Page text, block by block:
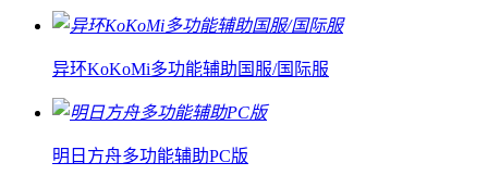
异环KoKoMi多功能辅助国服/国际服
明日方舟多功能辅助PC版